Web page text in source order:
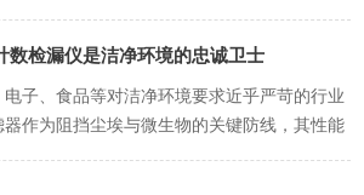
。洁净采样车作为专为采样设计的专业设备，
作打造了安全可靠的港湾。洁净采样车由高效
、风机、操作台面、箱体等关键部分协同构
如...
数检漏仪是洁净环境的忠诚卫士
电子、食品等对洁净环境要求近乎严苛的行业
器作为阻挡尘埃与微生物的关键防线，其性能